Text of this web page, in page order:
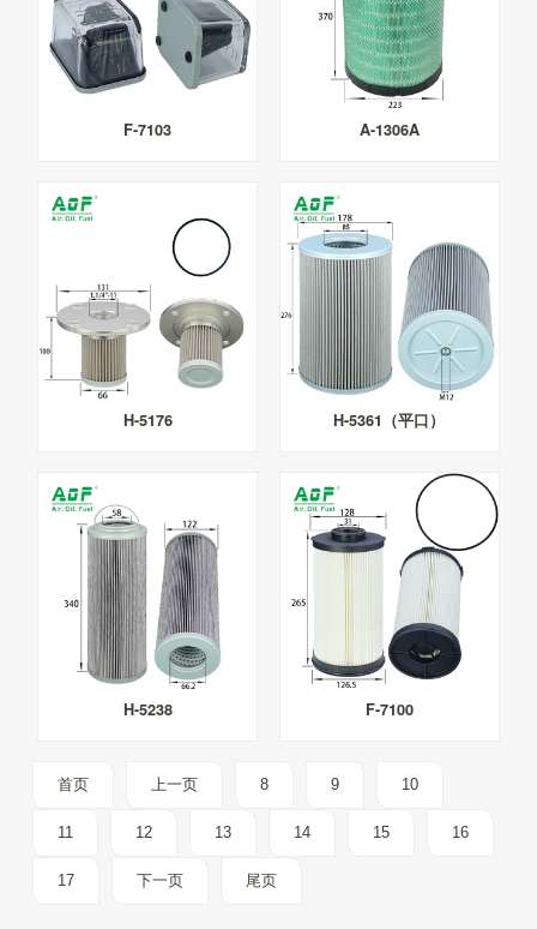
F-7103 A-1306A
H-5176 H-5361（平口）
H-5238 F-7100
首页 上一页 8 9 10
11 12 13 14 15 16
17 下一页 尾页